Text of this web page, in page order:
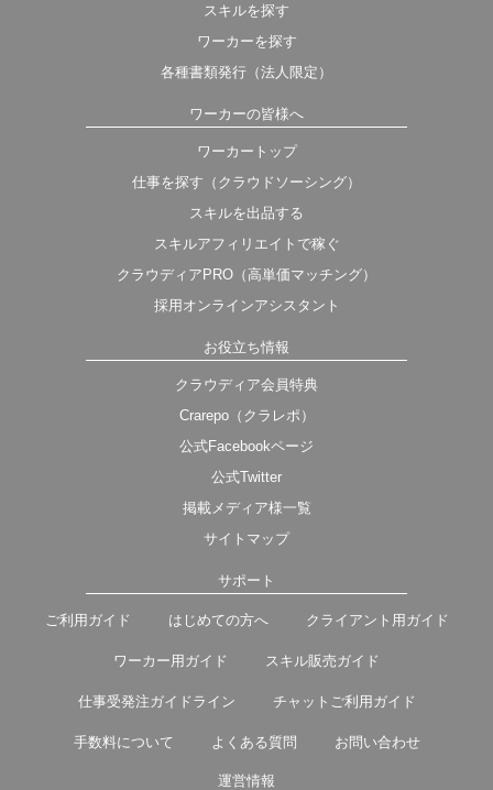
スキルを探す
ワーカーを探す
各種書類発行（法人限定）
ワーカーの皆様へ
ワーカートップ
仕事を探す（クラウドソーシング）
スキルを出品する
スキルアフィリエイトで稼ぐ
クラウディアPRO（高単価マッチング）
採用オンラインアシスタント
お役立ち情報
クラウディア会員特典
Crarepo（クラレポ）
公式Facebookページ
公式Twitter
掲載メディア様一覧
サイトマップ
サポート
ご利用ガイド はじめての方へ クライアント用ガイド
ワーカー用ガイド スキル販売ガイド
仕事受発注ガイドライン チャットご利用ガイド
手数料について よくある質問 お問い合わせ
運営情報